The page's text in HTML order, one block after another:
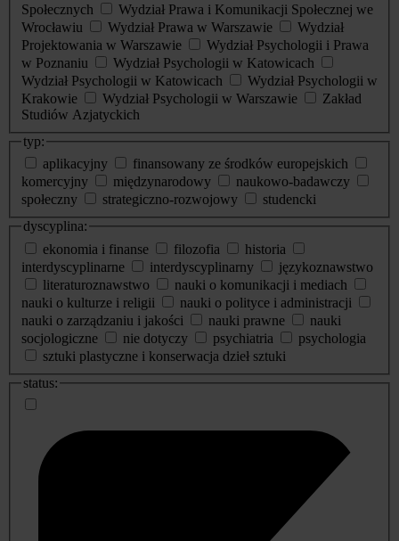
Społecznych
Wydział Prawa i Komunikacji Społecznej we
Wrocławiu
Wydział Prawa w Warszawie
Wydział
Projektowania w Warszawie
Wydział Psychologii i Prawa
w Poznaniu
Wydział Psychologii w Katowicach
Wydział Psychologii w Katowicach
Wydział Psychologii w
Krakowie
Wydział Psychologii w Warszawie
Zakład
Studiów Azjatyckich
typ:
aplikacyjny
finansowany ze środków europejskich
komercyjny
międzynarodowy
naukowo-badawczy
społeczny
strategiczno-rozwojowy
studencki
dyscyplina:
ekonomia i finanse
filozofia
historia
interdyscyplinarne
interdyscyplinarny
językoznawstwo
literaturoznawstwo
nauki o komunikacji i mediach
nauki o kulturze i religii
nauki o polityce i administracji
nauki o zarządzaniu i jakości
nauki prawne
nauki
socjologiczne
nie dotyczy psychiatria
psychologia
sztuki plastyczne i konserwacja dzieł sztuki
status: